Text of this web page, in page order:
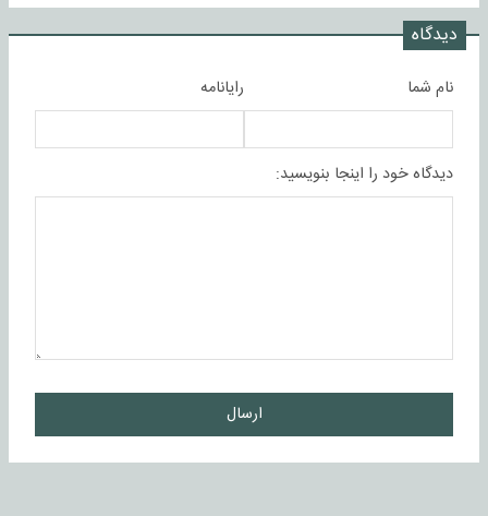
دیدگاه
نام شما رایانامه
دیدگاه خود را اینجا بنویسید:
ارسال